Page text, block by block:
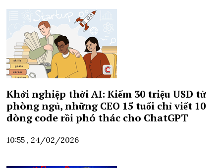
Khởi nghiệp thời AI: Kiếm 30 triệu USD từ
phòng ngủ, những CEO 15 tuổi chỉ viết 10
dòng code rồi phó thác cho ChatGPT
10:55 , 24/02/2026